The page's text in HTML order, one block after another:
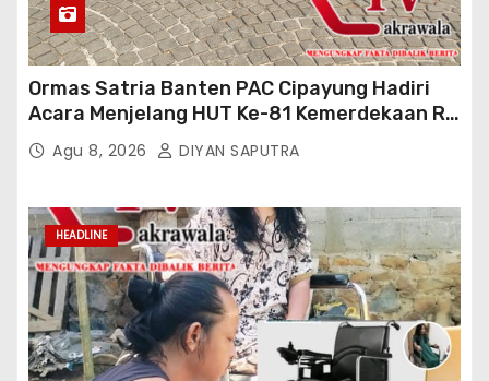
Ormas Satria Banten PAC Cipayung Hadiri
Acara Menjelang HUT Ke-81 Kemerdekaan RI
Di Silang Monas
Agu 8, 2026 DIYAN SAPUTRA
HEADLINE